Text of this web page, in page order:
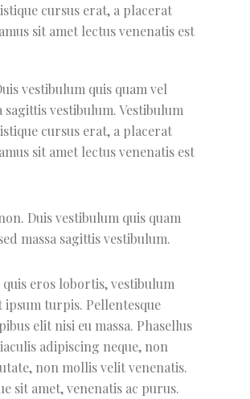
cursus erat, a placerat
sit amet lectus venenatis est
vestibulum quis quam vel
vestibulum. Vestibulum
cursus erat, a placerat
sit amet lectus venenatis est
Duis vestibulum quis quam
massa sagittis vestibulum.
eros lobortis, vestibulum
turpis. Pellentesque
elit nisi eu massa. Phasellus
adipiscing neque, non
non mollis velit venenatis.
sit amet, venenatis ac purus.